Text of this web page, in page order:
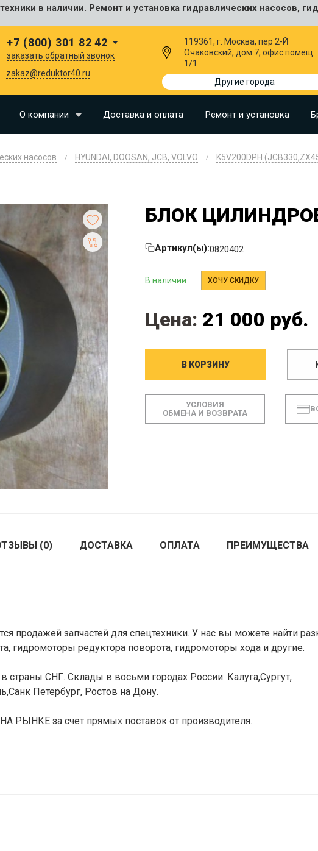
в наличии. Ремонт и установка гидравлических насосов,
+7 (800) 301 82 42
заказать обратный звонок
zakaz@reduktor40.ru
119361, г. Москва, пер 2-Й
Очаковский, дом 7, офис помещ.
1/1
Другие города
О компании Доставка и оплата Ремонт и установка
насосов HYUNDAI, DOOSAN, JCB, VOLVO
K5V200DPH
БЛОК ЦИЛИНДРОВ
Артикул(ы):0820402
В наличии ХОЧУ СКИДКУ
Цена: 21 000 руб.
В КОРЗИНУ
УСЛОВИЯ
ОБМЕНА И ВОЗВРАТА
(0) ДОСТАВКА ОПЛАТА ПРЕИМУЩЕСТВА
продажей запчастей для спецтехники. У нас вы можете найти
гидромоторы редуктора поворота, гидромоторы хода и другие.
СНГ. Склады в восьми городах России: Калуга,Сургут,
Петербург, Ростов на Дону.
за счет прямых поставок от производителя.